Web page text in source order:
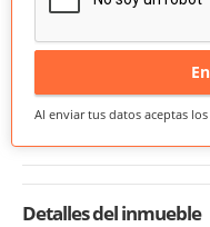
Al enviar tus datos aceptas los
Detalles del inmueble